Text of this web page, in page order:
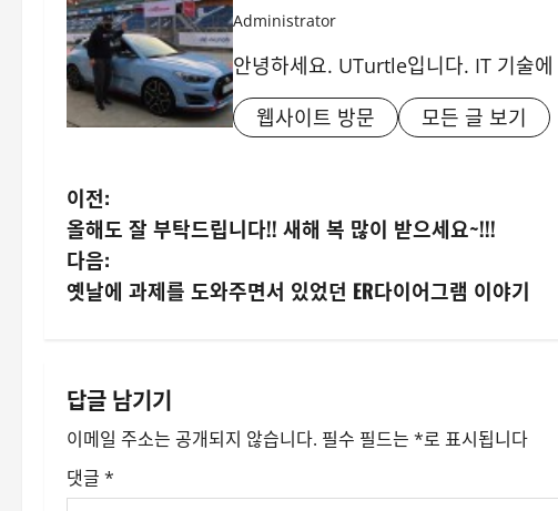
Administrator
안녕하세요. UTurtle입니다. IT 기술
웹사이트 방문
모든 글 보기
게
시
물
비
게
이
이전:
올해도 잘 부탁드립니다!! 새해 복 많이 받으세요~!!!
다음:
옛날에 과제를 도와주면서 있었던 ER다이어그램 이야기
답글 남기기
이메일 주소는 공개되지 않습니다. 필수 필드는 *로 표시됩니다
댓글 *